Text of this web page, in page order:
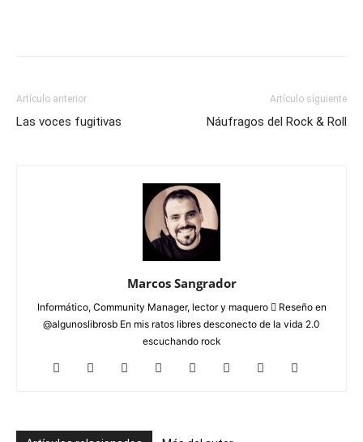
Artículo anterior
Las voces fugitivas
Artículo siguiente
Náufragos del Rock & Roll
Marcos Sangrador
Informático, Community Manager, lector y maquero  Reseño en
@algunoslibrosb En mis ratos libres desconecto de la vida 2.0
escuchando rock